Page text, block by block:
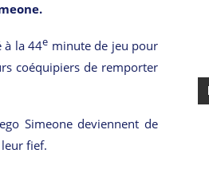
à la 44e minute de jeu pour
coéquipiers de remporter
Simeone deviennent de
fief.